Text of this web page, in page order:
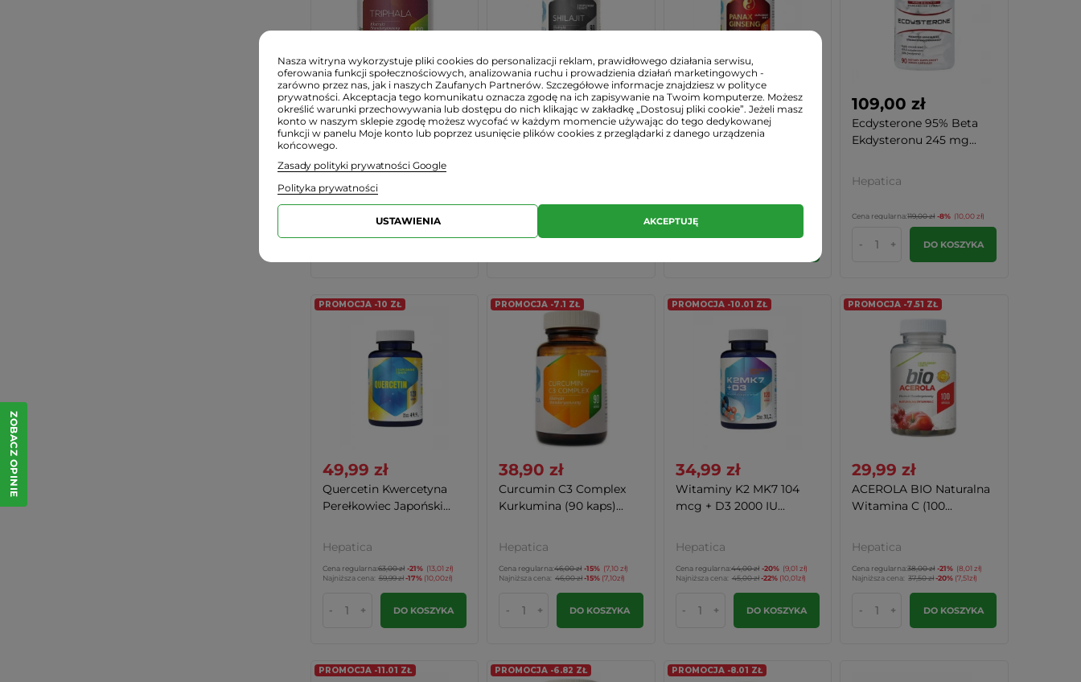
33,99 zł
TRIPHALA 310 mg (120
kaps) Trawienie...
29,99 zł
SHILAJIT Mumio (90
kaps) Odporność Kości...
44,49 zł
Panax Ginseng Żeń-Szeń
Koreański Ekstrakt...
109,00 zł
Ecdysterone 95% Beta
Ekdysteronu 245 mg...
Hepatica
Cena regularna:119,00 zł-8% (10,00 zł)
- + DO KOSZYKA
PROMOCJA -10 ZŁ
49,99 zł
Quercetin Kwercetyna
Perełkowiec Japoński...
Hepatica
Cena regularna:63,00 zł-21% (13,01 zł)
Najniższa cena: 59,99 zł -17%(10,00zł)
- + DO KOSZYKA
PROMOCJA -7.1 ZŁ
38,90 zł
Curcumin C3 Complex
Kurkumina (90 kaps)...
Hepatica
Cena regularna:46,00 zł -15% (7,10 zł)
Najniższa cena: 46,00 zł-15% (7,10zł)
- + DO KOSZYKA
PROMOCJA -10.01 ZŁ
34,99 zł
Witaminy K2 MK7 104
mcg + D3 2000 IU...
Hepatica
Cena regularna:44,00 zł-20% (9,01 zł)
Najniższa cena: 45,00 zł -22%(10,01zł)
- + DO KOSZYKA
PROMOCJA -7.51 ZŁ
29,99 zł
ACEROLA BIO Naturalna
Witamina C (100...
Hepatica
Cena regularna:38,00 zł-21% (8,01 zł)
Najniższa cena: 37,50 zł-20% (7,51zł)
- + DO KOSZYKA
PROMOCJA -11.01 ZŁ PROMOCJA -6.82 ZŁ PROMOCJA -8.01 ZŁ
Nasza witryna wykorzystuje pliki cookies do personalizacji reklam, prawidłowego działania serwisu,
oferowania funkcji społecznościowych, analizowania ruchu i prowadzienia działań marketingowych -
zarówno przez nas, jak i naszych Zaufanych Partnerów. Szczegółowe informacje znajdziesz w polityce
prywatności. Akceptacja tego komunikatu oznacza zgodę na ich zapisywanie na Twoim komputerze. Możesz
określić warunki przechowywania lub dostępu do nich klikając w zakładkę „Dostosuj pliki cookie”. Jeżeli masz
konto w naszym sklepie zgodę możesz wycofać w każdym momencie używając do tego dedykowanej
funkcji w panelu Moje konto lub poprzez usunięcie plików cookies z przeglądarki z danego urządzenia
końcowego.
Zasady polityki prywatności Google
Polityka prywatności
USTAWIENIA AKCEPTUJĘ
ZOBACZ OPINIE